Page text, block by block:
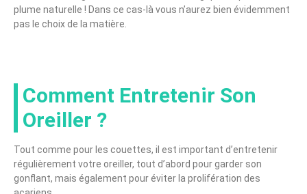
plume naturelle ! Dans ce cas-là vous n’aurez bien évidemment
pas le choix de la matière.
Comment Entretenir Son
Oreiller ?
Tout comme pour les couettes, il est important d’entretenir
régulièrement votre oreiller, tout d’abord pour garder son
gonflant, mais également pour éviter la prolifération des